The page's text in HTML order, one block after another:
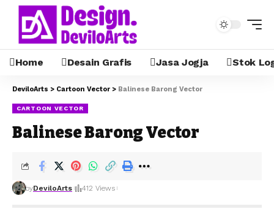
Home Desain Grafis Jasa Jogja Stok
DeviloArts > Cartoon Vector > Balinese Barong Vector
CARTOON VECTOR
Balinese Barong Vector
byDeviloArts 412 Views